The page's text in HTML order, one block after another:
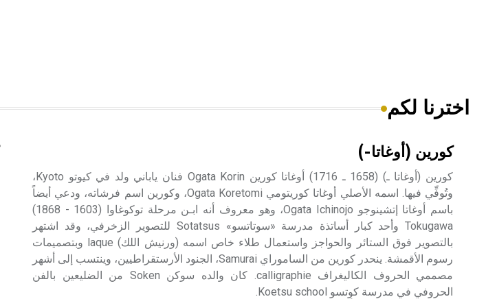
اخترنا لكم
كورين (أوغاتا-)
كورين (أوغاتا ـ) (1658 ـ 1716) أوغاتا كورين Ogata Korin فنان ياباني ولد في كيوتو Kyoto،
وتُوفِّي فيها. اسمه الأصلي أوغاتا كوريتومي Ogata Koretomi، وكورين اسم فرشاته، ودعي أيضاً
باسم أوغاتا إتشينوجو Ogata Ichinojo، وهو معروف أنه ابـن مرحلة توكوغاوا (1603 - 1868)
Tokugawa وأحد كبار أساتذة مدرسة «سوتاتسو» Sotatsus للتصوير الزخرفي، وقد اشتهر
بالتصوير فوق الستائر والحواجز واستعمال طلاء خاص اسمه (ورنيش اللك) laque وبتصميمات
رسوم الأقمشة. ينحدر كورين من الساموراي Samurai، الجنود الأرستقراطيين، وينتسب إلى أشهر
مصممي الحروف الكاليغراف calligraphie. كان والده سوكن Soken من الضليعين بالفن
الحروفي في مدرسة كوِتسو Koetsu school.